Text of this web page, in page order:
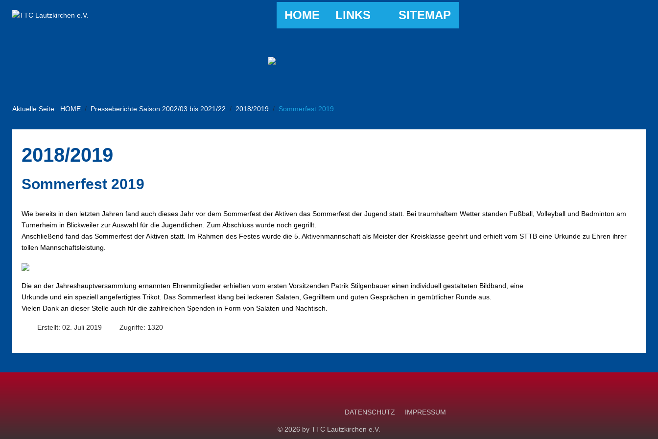
HOME LINKS SITEMAP
Aktuelle Seite: HOME Presseberichte Saison 2002/03 bis 2021/22 2018/2019 Sommerfest 2019
2018/2019
Sommerfest 2019
Wie bereits in den letzten Jahren fand auch dieses Jahr vor dem Sommerfest der Aktiven das Sommerfest der Jugend statt. Bei traumhaftem Wetter standen Fußball, Volleyball und Badminton am
Turnerheim in Blickweiler zur Auswahl für die Jugendlichen. Zum Abschluss wurde noch gegrillt.
Anschließend fand das Sommerfest der Aktiven statt. Im Rahmen des Festes wurde die 5. Aktivenmannschaft als Meister der Kreisklasse geehrt und erhielt vom STTB eine Urkunde zu Ehren ihrer
tollen Mannschaftsleistung.
Die an der Jahreshauptversammlung ernannten Ehrenmitglieder erhielten vom ersten Vorsitzenden Patrik Stilgenbauer einen individuell gestalteten Bildband, eine
Urkunde und ein speziell angefertigtes Trikot. Das Sommerfest klang bei leckeren Salaten, Gegrilltem und guten Gesprächen in gemütlicher Runde aus.
Vielen Dank an dieser Stelle auch für die zahlreichen Spenden in Form von Salaten und Nachtisch.
Erstellt: 02. Juli 2019 Zugriffe: 1320
DATENSCHUTZ IMPRESSUM
© 2026 by TTC Lautzkirchen e.V.